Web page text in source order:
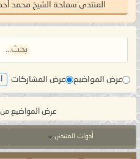
المنتدى:سماحة الشيخ محمد
عرض المواضيع عرض المشاركات
عرض المواضيع من 1 إلى 3 من 3
أدوات المنتدى